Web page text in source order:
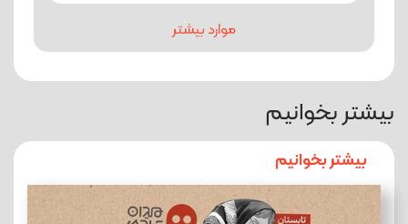
موارد بیشتر
بیشتر بخوانیم
بیشتر بخوانیم